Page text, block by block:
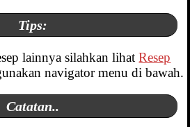
Tips:
lainnya silahkan lihatResep
navigator menu di bawah.
Catatan..